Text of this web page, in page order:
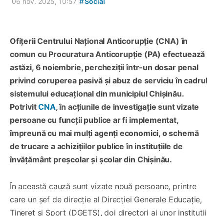
Ofițerii Centrului Național Anticorupție (CNA) în
comun cu Procuratura Anticorupție (PA) efectuează
astăzi, 6 noiembrie, percheziții într-un dosar penal
privind coruperea pasivă și abuz de serviciu în cadrul
sistemului educațional din municipiul Chișinău.
PotrivitCNA, în acțiunile de investigație sunt vizate
persoane cu funcții publice ar fi implementat,
împreună cu mai mulți agenți economici, o schemă
de trucare a achizițiilor publice în instituțiile de
învățământ preșcolar și școlar din Chișinău.
În această cauză sunt vizate nouă persoane, printre
care un șef de direcție al Direcției Generale Educație,
Tineret și Sport (DGETS), doi directori ai unor instituții